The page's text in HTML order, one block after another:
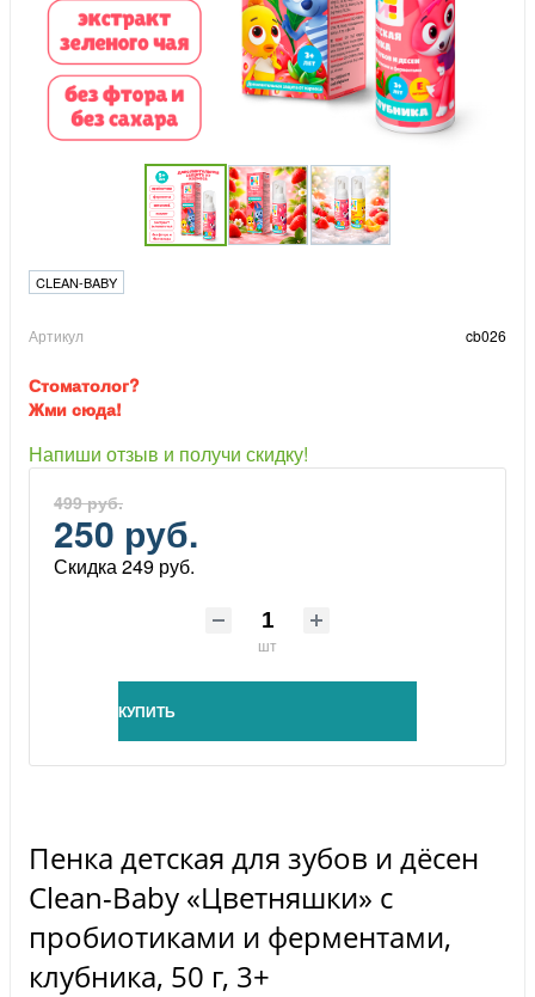
CLEAN-BABY
Артикул cb026
Стоматолог?
Жми сюда!
Напиши отзыв и получи скидку!
499 руб.
250 руб.
Скидка 249 руб.
шт
КУПИТЬ
Пенка детская для зубов и дёсен
Clean-Baby «Цветняшки» с
пробиотиками и ферментами,
клубника, 50 г, 3+